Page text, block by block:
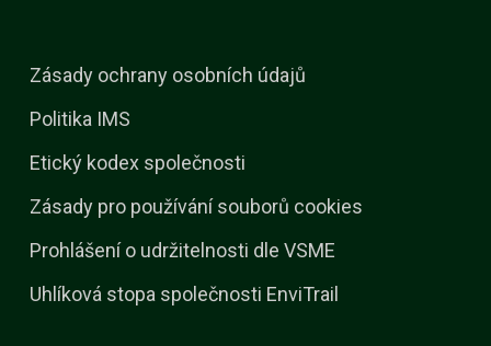
Zásady ochrany osobních údajů
Politika IMS
Etický kodex společnosti
Zásady pro používání souborů cookies
Prohlášení o udržitelnosti dle VSME
Uhlíková stopa společnosti EnviTrail